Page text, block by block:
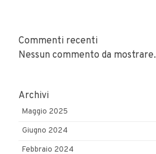
Commenti recenti
Nessun commento da mostrare.
Archivi
Maggio 2025
Giugno 2024
Febbraio 2024